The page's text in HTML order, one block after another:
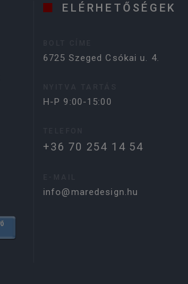
ELÉRHETŐSÉGEK
6725 Szeged Csókai u. 4.
H-P 9:00-15:00
+36 70 254 14 54
info@maredesign.hu